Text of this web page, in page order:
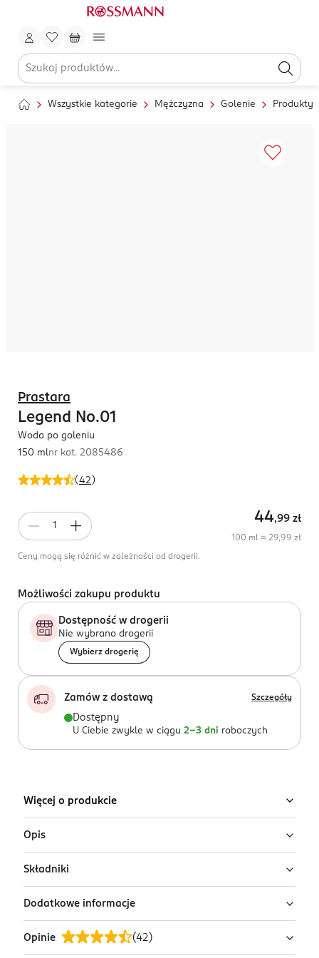
Wszystkie kategorie Mężczyzna Golenie Produkty
(42 )
Prastara
Legend No.01
Woda po goleniu
150 mlnr kat. 2085486
44,99 zł
100 ml = 29,99 zł
Ceny mogą się różnić w zależności od drogerii.
Możliwości zakupu produktu
Dostępność w drogerii
Nie wybrano drogerii
Wybierz drogerię
Zamów z dostawą Szczegóły
Dostępny
U Ciebie zwykle w ciągu 2-3 dni roboczych
Więcej o produkcie
Opis
Prastara woda po goleniu pielęgnuje skórę po goleniu,
łagodzi uczucie ściągnięcia. Ta woda kolońska
powstała na bazie wiekowej receptury i zdoby serca i
nozdrza Polaków od lat.
Nuty głowy:cytryna, bergamotka, grapefruit, gałka
Składniki
Ingredients: Alcohol Denat., Aqua, Parfum, PEG-60
Hydrogenated Castor Oil. Linalyl Acetate, Tetramethyl
Acetyloctahydronaphthalenes, Panthenol, Ethylhexyl,
Dodatkowe informacje
OSOBA/PODMIOT ODPOWIEDZIALNY
Opinie (42 )